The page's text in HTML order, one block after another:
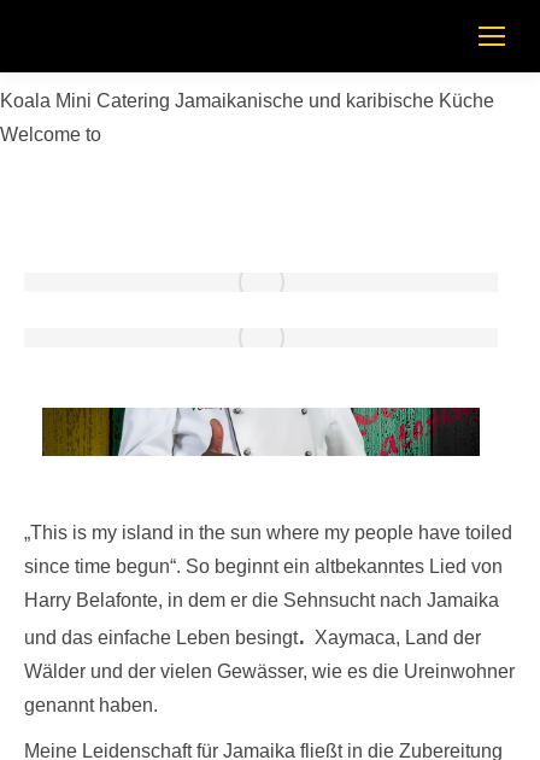
Koala Mini Catering Jamaikanische und karibische Küche
Welcome to
„This is my island in the sun where my people have toiled
since time begun“. So beginnt ein altbekanntes Lied von
Harry Belafonte, in dem er die Sehnsucht nach Jamaika
und das einfache Leben besingt. Xaymaca, Land der
Wälder und der vielen Gewässer, wie es die Ureinwohner
genannt haben.
Meine Leidenschaft für Jamaika fließt in die Zubereitung